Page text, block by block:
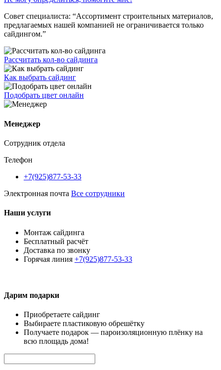
Совет специалиста: “Ассортимент строительных материалов,
предлагаемых нашей компанией не ограничивается только
сайдингом.”
Рассчитать кол-во сайдинга
Как выбрать сайдинг
Подобрать цвет онлайн
Менеджер
Сотрудник отдела
Телефон
+7(925)877-53-33
Электронная почта Все сотрудники
Наши услуги
Монтаж сайдинга
Бесплатный расчёт
Доставка по звонку
Горячая линия +7(925)877-53-33
Дарим подарки
Приобретаете сайдинг
Выбираете пластиковую обрешётку
Получаете подарок — пароизоляционную плёнку на
всю площадь дома!